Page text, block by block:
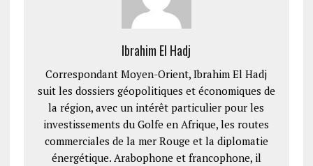
Ibrahim El Hadj
Correspondant Moyen-Orient, Ibrahim El Hadj
suit les dossiers géopolitiques et économiques de
la région, avec un intérêt particulier pour les
investissements du Golfe en Afrique, les routes
commerciales de la mer Rouge et la diplomatie
énergétique. Arabophone et francophone, il